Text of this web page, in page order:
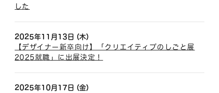
した
2025年11月13日 (木)
【デザイナー新卒向け】「クリエイティブのしごと展
2025就職」に出展決定！
2025年10月17日 (金)